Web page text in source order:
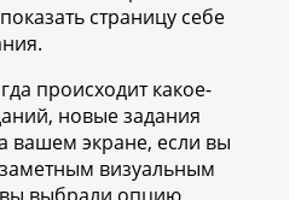
страницу себе
происходит какое-
новые задания
вашем экране, если вы
визуальным